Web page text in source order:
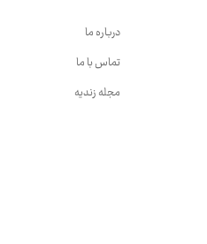
درباره ما
تماس با ما
مجله زندیه